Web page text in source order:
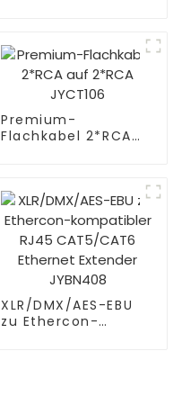
Premium-
Flachkabel 2*RCA
XLR/DMX/AES-EBU
zu Ethercon-